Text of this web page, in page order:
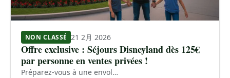
NON CLASSÉ 21 2月 2026
Offre exclusive : Séjours Disneyland dès 125€
par personne en ventes privées !
Préparez-vous à une envol…